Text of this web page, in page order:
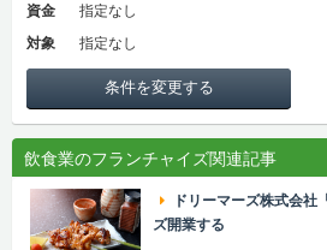
資金
指定なし
対象
指定なし
条件を変更する
飲食業のフランチャイズ関連記事
ドリーマーズ株式会社
ズ開業する